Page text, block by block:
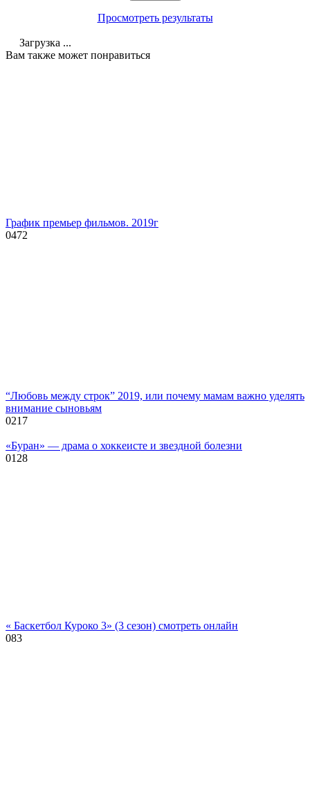
Просмотреть результаты
Загрузка ...
Вам также может понравиться
График премьер фильмов. 2019г
0472
“Любовь между строк” 2019, или почему мамам важно уделять
внимание сыновьям
0217
«Буран» — драма о хоккеисте и звездной болезни
0128
« Баскетбол Куроко 3» (3 сезон) смотреть онлайн
083